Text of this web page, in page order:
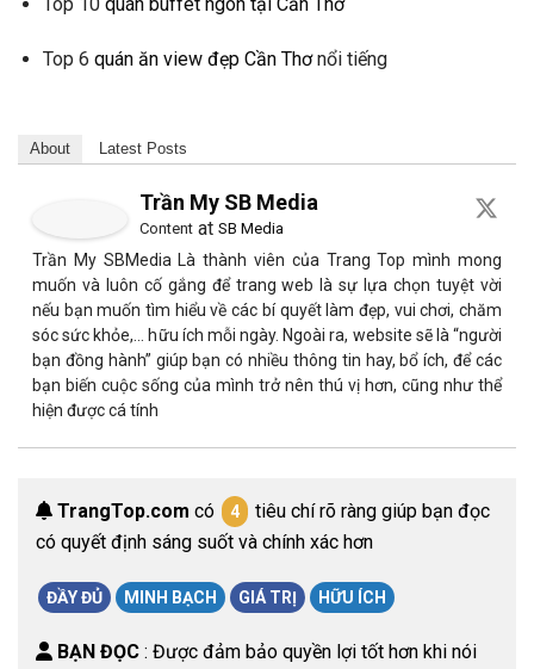
Top 6 quán ăn view đẹp Cần Thơnổi tiếng
About Latest Posts
Trần My SB Media
Content at SB Media
Trần My SBMedia Là thành viên của Trang Top mình mong
muốn và luôn cố gắng để trang web là sự lựa chọn tuyệt vời
nếu bạn muốn tìm hiểu về các bí quyết làm đẹp, vui chơi, chăm
sóc sức khỏe,… hữu ích mỗi ngày. Ngoài ra, website sẽ là “người
bạn đồng hành” giúp bạn có nhiều thông tin hay, bổ ích, để các
bạn biến cuộc sống của mình trở nên thú vị hơn, cũng như thể
hiện được cá tính
TrangTop.com có 4
tiêu chí rõ ràng giúp bạn đọc
có quyết định sáng suốt và chính xác hơn
ĐẦY ĐỦ MINH BẠCH GIÁ TRỊ HỮU ÍCH
BẠN ĐỌC : Được đảm bảo quyền lợi tốt hơn khi nói